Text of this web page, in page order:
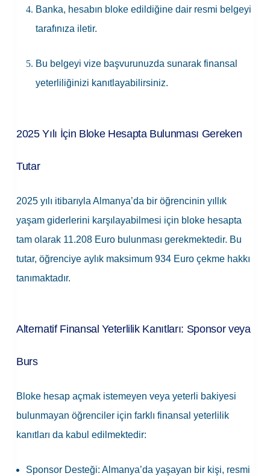
Banka, hesabın bloke edildiğine dair resmi belgeyi
tarafınıza iletir.
Bu belgeyi vize başvurunuzda sunarak finansal
yeterliliğinizi kanıtlayabilirsiniz.
2025 Yılı İçin Bloke Hesapta Bulunması Gereken
Tutar
2025 yılı itibarıyla Almanya’da bir öğrencinin yıllık
yaşam giderlerini karşılayabilmesi için bloke hesapta
tam olarak 11.208 Euro bulunması gerekmektedir. Bu
tutar, öğrenciye aylık maksimum 934 Euro çekme hakkı
tanımaktadır.
Alternatif Finansal Yeterlilik Kanıtları: Sponsor veya
Burs
Bloke hesap açmak istemeyen veya yeterli bakiyesi
bulunmayan öğrenciler için farklı finansal yeterlilik
kanıtları da kabul edilmektedir:
Sponsor Desteği: Almanya’da yaşayan bir kişi, resmi